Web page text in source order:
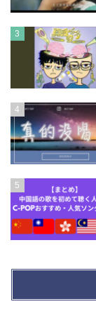
3
4
5